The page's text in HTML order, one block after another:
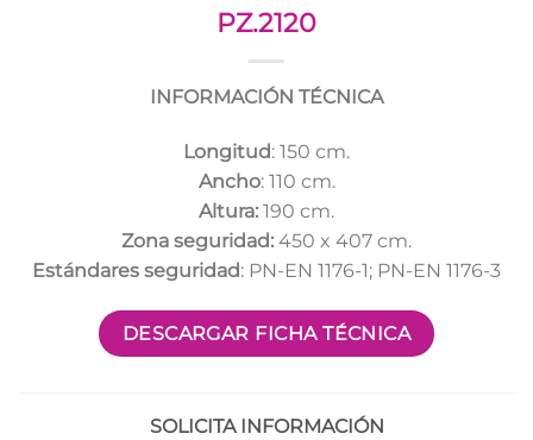
PZ.2120
INFORMACIÓN TÉCNICA
Longitud: 150 cm.
Ancho: 110 cm.
Altura: 190 cm.
Zona seguridad: 450 x 407 cm.
Estándares seguridad: PN-EN 1176-1; PN-EN 1176-3
DESCARGAR FICHA TÉCNICA
SOLICITA INFORMACIÓN